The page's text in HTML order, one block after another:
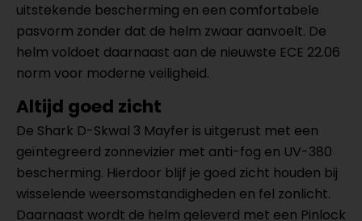
uitstekende bescherming en een comfortabele
pasvorm zonder dat de helm zwaar aanvoelt. De
helm voldoet daarnaast aan de nieuwste ECE 22.06
norm voor moderne veiligheid.
Altijd goed zicht
De Shark D-Skwal 3 Mayfer is uitgerust met een
geïntegreerd zonnevizier met anti-fog en UV-380
bescherming. Hierdoor blijf je goed zicht houden bij
wisselende weersomstandigheden en fel zonlicht.
Daarnaast wordt de helm geleverd met een Pinlock